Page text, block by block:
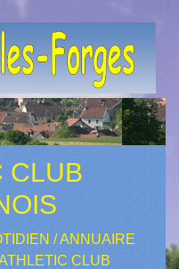
CLUB
/ANNUAIRE
CLUB